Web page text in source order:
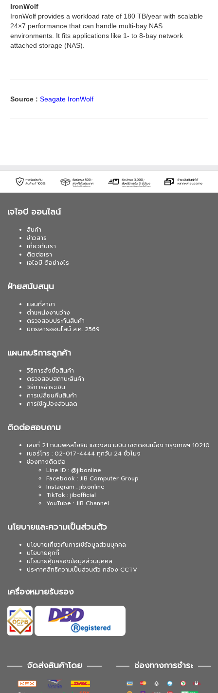
IronWolf
IronWolf provides a workload rate of 180 TB/year with scalable
24×7 performance that can handle multi-bay NAS
environments. It fits applications like 1- to 8-bay network
attached storage (NAS).
Source : Seagate IronWolf
เจไอบี ออนไลน์
สินค้า
ข่าวสาร
เกี่ยวกับเรา
ติดต่อเรา
เจไอบี ดีอย่างไร
ฝ่ายสนับสนุน
แผนที่สาขา
ตำแหน่งงานว่าง
ตรวจสอบประกันสินค้า
นิตยสารออนไลน์ ส.ค. 2569
แผนกบริการลูกค้า
วิธีการสั่งซื้อสินค้า
ตรวจสอบสถานะสินค้า
วิธีการชำระเงิน
การเปลี่ยนคืนสินค้า
การใช้คูปองส่วนลด
ติดต่อสอบถาม
เลขที่ 21 ถนนพหลโยธิน แขวงสนามบิน เขตดอนเมือง กรุงเทพฯ 10210
เบอร์โทร : 02-017-4444 ทุกวัน 24 ชั่วโมง
ช่องทางติดต่อ
Line ID : @jibonline
Facebook : JIB Computer Group
Instagram : jib.online
TikTok : jibofficial
YouTube : JIB Channel
นโยบายและความเป็นส่วนตัว
นโยบายเกี่ยวกับการใช้ข้อมูลส่วนบุคคล
นโยบายคุกกี้
นโยบายคุ้มครองข้อมูลส่วนบุคคล
ประกาศสิทธิความเป็นส่วนตัว กล้อง CCTV
เครื่องหมายรับรอง
จัดส่งสินค้าโดย ช่องทางการชำระ